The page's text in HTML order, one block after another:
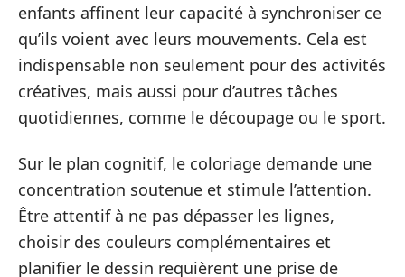
enfants affinent leur capacité à synchroniser ce
qu’ils voient avec leurs mouvements. Cela est
indispensable non seulement pour des activités
créatives, mais aussi pour d’autres tâches
quotidiennes, comme le découpage ou le sport.
Sur le plan cognitif, le coloriage demande une
concentration soutenue et stimule l’attention.
Être attentif à ne pas dépasser les lignes,
choisir des couleurs complémentaires et
planifier le dessin requièrent une prise de